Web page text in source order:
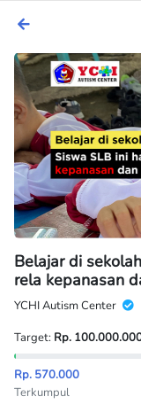
Belajar di
rela kepanasan
YCHI Autism Center
Target: Rp.
Rp. 570.000
Terkumpul